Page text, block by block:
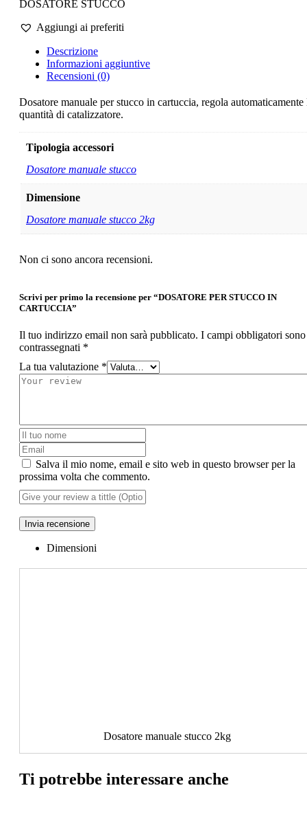
DOSATORE STUCCO
Aggiungi ai preferiti
Descrizione
Informazioni aggiuntive
Recensioni (0)
Dosatore manuale per stucco in cartuccia, regola automaticamente
quantità di catalizzatore.
Tipologia accessori
Dosatore manuale stucco
Dimensione
Dosatore manuale stucco 2kg
Non ci sono ancora recensioni.
Scrivi per primo la recensione per “DOSATORE PER STUCCO IN
CARTUCCIA”
Il tuo indirizzo email non sarà pubblicato. I campi obbligatori sono
contrassegnati *
La tua valutazione *
Salva il mio nome, email e sito web in questo browser per la
prossima volta che commento.
Invia recensione
Dimensioni
Dosatore manuale stucco 2kg
Ti potrebbe interessare anche